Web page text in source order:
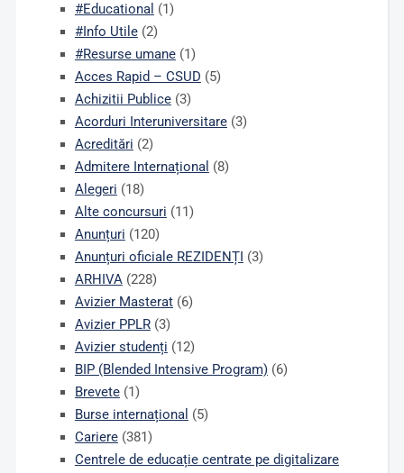
#Educational (1)
#Info Utile(2)
#Resurse umane(1)
Acces Rapid – CSUD (5)
Achizitii Publice(3)
Acorduri Interuniversitare(3)
Acreditări (2)
Admitere Internațional (8)
Alegeri (18)
Alte concursuri (11)
Anunțuri (120)
Anunțuri oficiale REZIDENȚI (3)
ARHIVA(228)
Avizier Masterat(6)
Avizier PPLR(3)
Avizier studenți (12)
BIP (Blended Intensive Program)(6)
Brevete(1)
Burse internațional (5)
Cariere(381)
Centrele de educație centrate pe digitalizare